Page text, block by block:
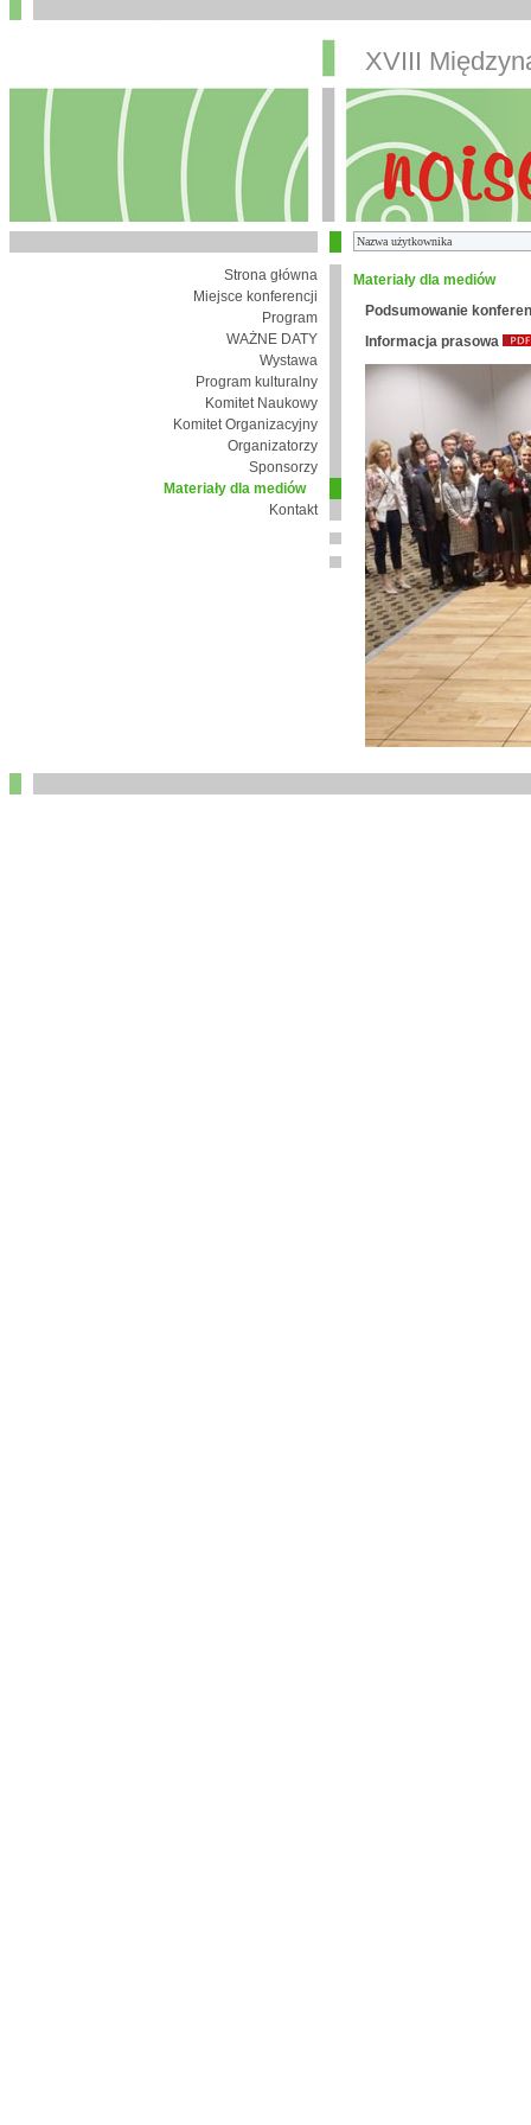
XVIII
Strona główna
Miejsce konferencji
Program
WAŻNE DATY
Wystawa
Program kulturalny
Komitet Naukowy
Komitet Organizacyjny
Organizatorzy
Sponsorzy
Materiały dla mediów
Kontakt
Materiały dla mediów
Podsumowanie
Informacja prasowa